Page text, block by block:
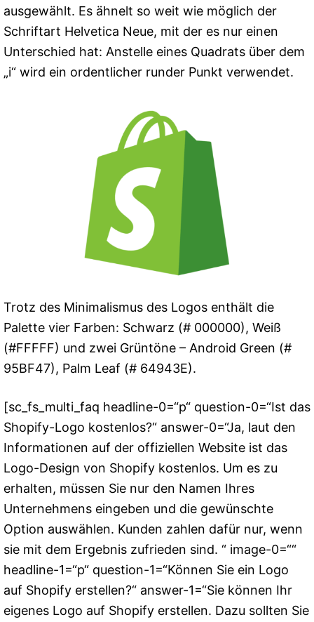
ausgewählt. Es ähnelt so weit wie möglich der
Schriftart Helvetica Neue, mit der es nur einen
Unterschied hat: Anstelle eines Quadrats über dem
„i“ wird ein ordentlicher runder Punkt verwendet.
Trotz des Minimalismus des Logos enthält die
Palette vier Farben: Schwarz (# 000000), Weiß
(#FFFFF) und zwei Grüntöne – Android Green (#
95BF47), Palm Leaf (# 64943E).
[sc_fs_multi_faq headline-0=“p“ question-0=“Ist das
Shopify-Logo kostenlos?“ answer-0=“Ja, laut den
Informationen auf der offiziellen Website ist das
Logo-Design von Shopify kostenlos. Um es zu
erhalten, müssen Sie nur den Namen Ihres
Unternehmens eingeben und die gewünschte
Option auswählen. Kunden zahlen dafür nur, wenn
sie mit dem Ergebnis zufrieden sind. “ image-0=““
headline-1=“p“ question-1=“Können Sie ein Logo
auf Shopify erstellen?“ answer-1=“Sie können Ihr
eigenes Logo auf Shopify erstellen. Dazu sollten Sie